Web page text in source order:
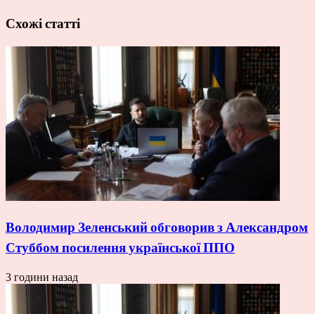
Схожі статті
Володимир Зеленський обговорив з Александром
Стуббом посилення української ППО
3 години назад